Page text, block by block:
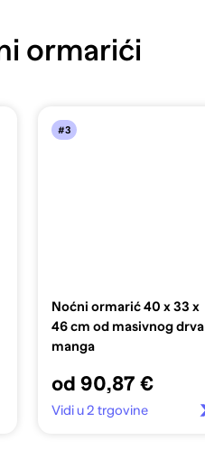
ormarići
#3
Noćni ormarić 40 x 33 x
46 cm od masivnog drva
manga
od 90,87 €
Vidi u 2 trgovine